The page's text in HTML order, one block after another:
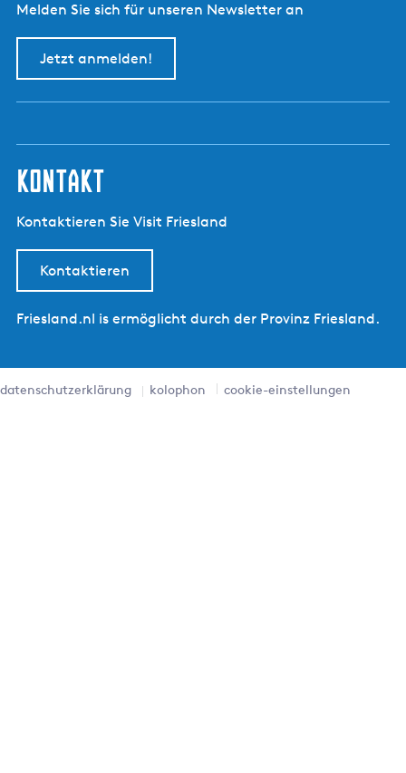
Melden Sie sich für unseren Newsletter an
Jetzt anmelden!
kontakt
Kontaktieren Sie Visit Friesland
Kontaktieren
Friesland.nl is ermöglicht durch der Provinz Friesland.
datenschutzerklärung kolophon cookie-einstellungen